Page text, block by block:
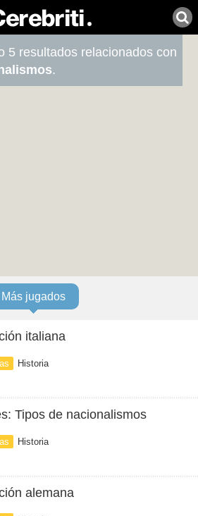
5 resultados relacionados con
.
Más jugados
italiana
Historia
Tipos de nacionalismos
Historia
alemana